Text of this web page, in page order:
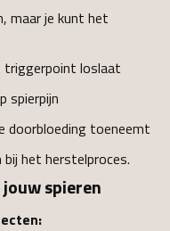
maar je kunt het
triggerpoint loslaat
spierpijn
doorbloeding toeneemt
het herstelproces.
spieren